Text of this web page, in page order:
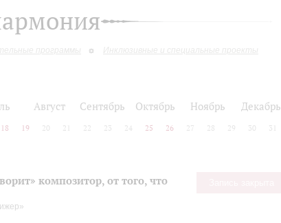
программы Инклюзивные и специальные проекты
Август Сентябрь Октябрь Ноябрь Декабрь
18 19 20 21 22 23 24 25 26 27 28 29 30 31
композитор, от того, что